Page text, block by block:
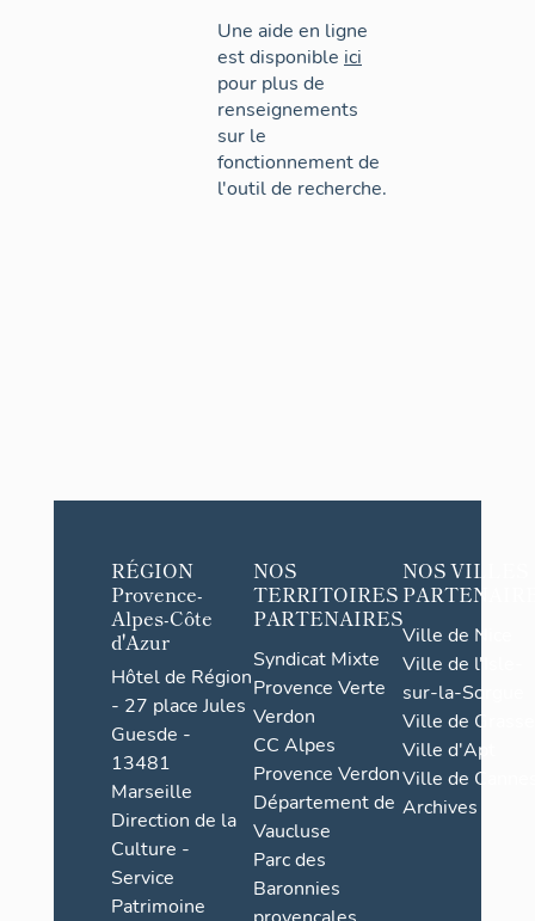
Une aide en ligne
est disponible ici
pour plus de
renseignements
sur le
fonctionnement de
l'outil de recherche.
RÉGION
Provence-
Alpes-Côte
d'Azur
Hôtel de Région
- 27 place Jules
Guesde -
13481
Marseille
Direction de la
Culture -
Service
Patrimoine
NOS
TERRITOIRES
PARTENAIRES
Syndicat Mixte
Provence Verte
Verdon
CC Alpes
Provence Verdon
Département de
Vaucluse
Parc des
Baronnies
NOS VILLES
Ville de Nice
Ville de l'Isle-
sur-la-Sorgue
Ville de Grasse
Ville d'Apt
Ville de
Archives